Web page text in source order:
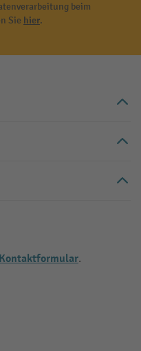
beim
Sie hier.
Kontaktformular.